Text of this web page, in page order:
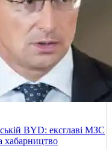
BYD: ексглаві МЗС
хабарництво